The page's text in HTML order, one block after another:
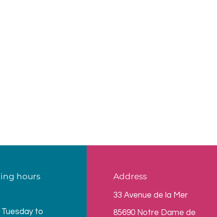
hours
Tuesday to
Address
33 Avenue de la Mer
85690 Notre Dame de